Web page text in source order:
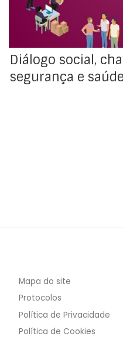
Diálogo social,
segurança e
Mapa do site
Protocolos
Política de Privacidade
Política de Cookies